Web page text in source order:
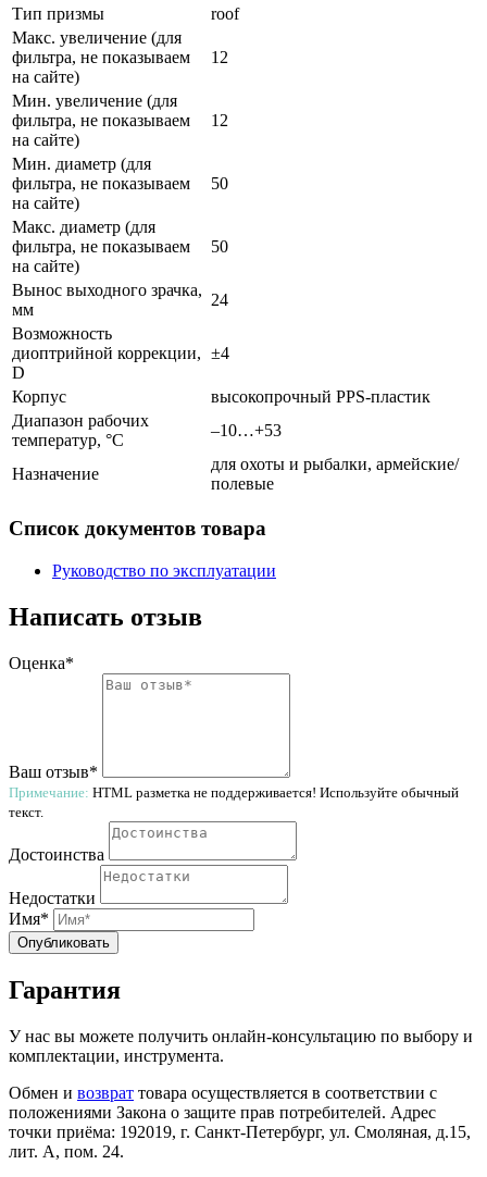
Тип призмы
roof
Макс. увеличение (для
фильтра, не показываем
на сайте)
12
Мин. увеличение (для
фильтра, не показываем
на сайте)
12
Мин. диаметр (для
фильтра, не показываем
на сайте)
50
Макс. диаметр (для
фильтра, не показываем
на сайте)
50
Вынос выходного зрачка,
мм
24
Возможность
диоптрийной коррекции,
D
±4
Корпус
высокопрочный PPS-пластик
Диапазон рабочих
температур, °С
–10…+53
Назначение
для охоты и рыбалки, армейские/
полевые
Список документов товара
Руководство по эксплуатации
Написать отзыв
Оценка*
Ваш отзыв*
Примечание: HTML разметка не поддерживается! Используйте обычный
текст.
Достоинства
Недостатки
Имя*
Опубликовать
Гарантия
У нас вы можете получить онлайн-консультацию по выбору и
комплектации, инструмента.
Обмен и возврат товара осуществляется в соответствии с
положениями Закона о защите прав потребителей. Адрес
точки приёма: 192019, г. Санкт-Петербург, ул. Смоляная, д.15,
лит. А, пом. 24.